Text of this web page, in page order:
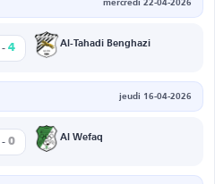
mercredi 22-04-2026
- 4 Al-Tahadi Benghazi
jeudi 16-04-2026
- 0 Al Wefaq